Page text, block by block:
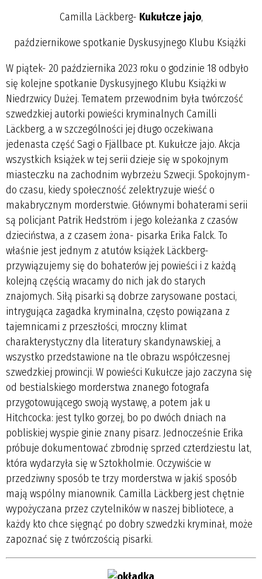
Camilla Läckberg- Kukułcze jajo,
październikowe spotkanie Dyskusyjnego Klubu Książki
W piątek- 20 października 2023 roku o godzinie 18 odbyło
się kolejne spotkanie Dyskusyjnego Klubu Książki w
Niedrzwicy Dużej. Tematem przewodnim była twórczość
szwedzkiej autorki powieści kryminalnych Camilli
Läckberg, a w szczególności jej długo oczekiwana
jedenasta część Sagi o Fjällbace pt. Kukułcze jajo. Akcja
wszystkich książek w tej serii dzieje się w spokojnym
miasteczku na zachodnim wybrzeżu Szwecji. Spokojnym-
do czasu, kiedy społeczność zelektryzuje wieść o
makabrycznym morderstwie. Głównymi bohaterami serii
są policjant Patrik Hedström i jego koleżanka z czasów
dzieciństwa, a z czasem żona- pisarka Erika Falck. To
właśnie jest jednym z atutów książek Läckberg-
przywiązujemy się do bohaterów jej powieści i z każdą
kolejną częścią wracamy do nich jak do starych
znajomych. Siłą pisarki są dobrze zarysowane postaci,
intrygująca zagadka kryminalna, często powiązana z
tajemnicami z przeszłości, mroczny klimat
charakterystyczny dla literatury skandynawskiej, a
wszystko przedstawione na tle obrazu współczesnej
szwedzkiej prowincji. W powieści Kukułcze jajo zaczyna się
od bestialskiego morderstwa znanego fotografa
przygotowującego swoją wystawę, a potem jak u
Hitchcocka: jest tylko gorzej, bo po dwóch dniach na
pobliskiej wyspie ginie znany pisarz. Jednocześnie Erika
próbuje dokumentować zbrodnię sprzed czterdziestu lat,
która wydarzyła się w Sztokholmie. Oczywiście w
przedziwny sposób te trzy morderstwa w jakiś sposób
mają wspólny mianownik. Camilla Läckberg jest chętnie
wypożyczana przez czytelników w naszej bibliotece, a
każdy kto chce sięgnąć po dobry szwedzki kryminał, może
zapoznać się z twórczością pisarki.